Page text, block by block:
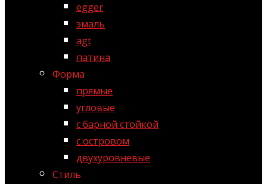
egger
эмаль
agt
патина
Форма
прямые
угловые
с барной стойкой
с островом
двухуровневые
Стиль